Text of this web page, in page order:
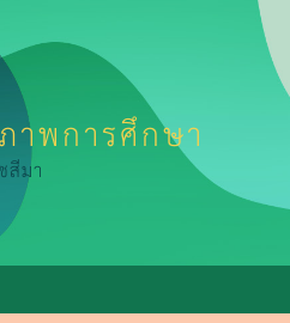
พการศึกษา
สีมา